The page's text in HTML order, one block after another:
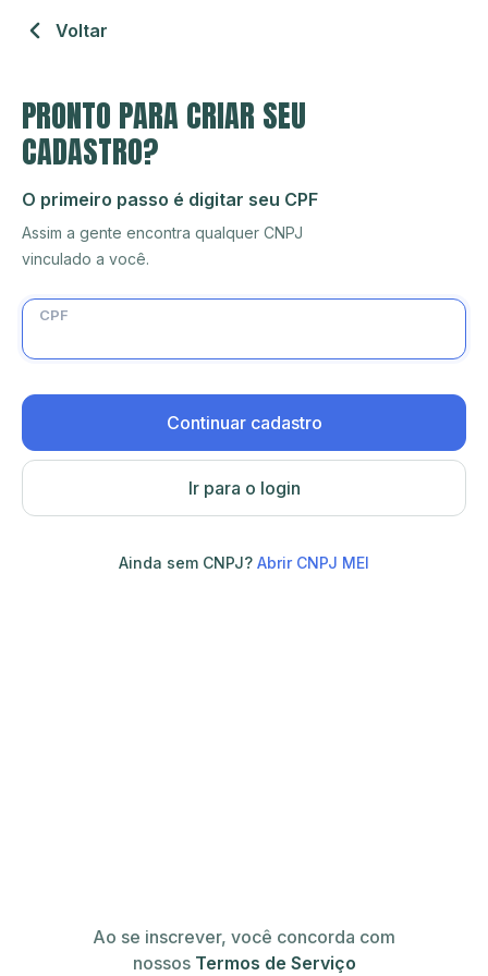
Voltar
PRONTO PARA CRIAR SEU
CADASTRO?
O primeiro passo é digitar seu CPF
Assim a gente encontra qualquer CNPJ
vinculado a você.
CPF
Continuar cadastro
Ir para o login
Ainda sem CNPJ? Abrir CNPJ MEI
Ao se inscrever, você concorda com
nossos Termos de Serviço